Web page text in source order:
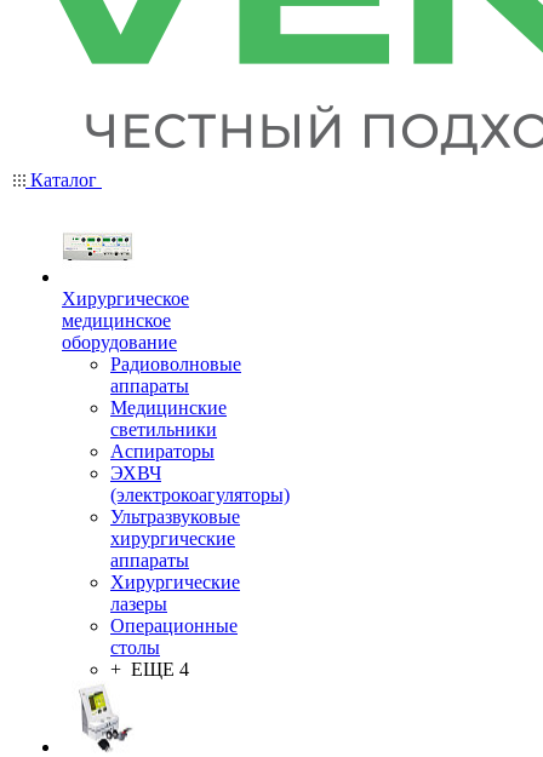
Каталог
Хирургическое
медицинское
оборудование
Радиоволновые
аппараты
Медицинские
светильники
Аспираторы
ЭХВЧ
(электрокоагуляторы)
Ультразвуковые
хирургические
аппараты
Хирургические
лазеры
Операционные
столы
+ ЕЩЕ 4